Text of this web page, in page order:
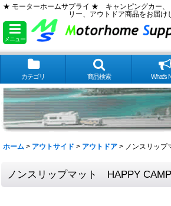
★ モーターホームサプライ ★ キャンピングカー、
リー、アウトドア商品をお届け
メニュー
カテゴリ 商品検索 What's
ホーム > アウトサイド > アウトドア > ノンスリッ
ノンスリップマット HAPPY